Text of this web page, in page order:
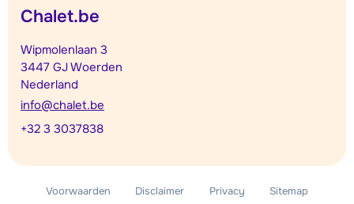
Chalet.be
Wipmolenlaan 3
3447 GJ Woerden
Nederland
info@chalet.be
+32 3 3037838
Voorwaarden Disclaimer Privacy Sitemap